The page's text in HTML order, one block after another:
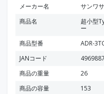
メーカー名
サンワ
商品名
超小型
ー
商品型番
ADR-
JANコード
商品の重量
26
商品の容量
153